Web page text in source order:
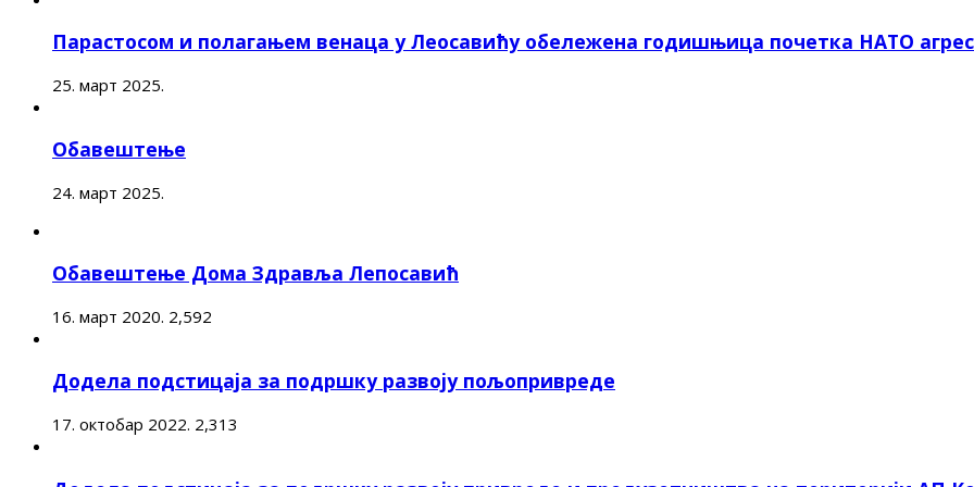
Парастосом и полагањем венаца у Леосавићу обележена годишњица почетка НАТО
25. март 2025.
Обавештење
24. март 2025.
Обавештење Дома Здравља Лепосавић
16. март 2020. 2,592
Додела подстицаја за подршку развоју пољопривреде
17. октобар 2022. 2,313